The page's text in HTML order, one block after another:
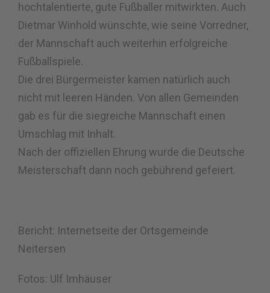
hochtalentierte, gute Fußballer mitwirkten. Auch
Dietmar Winhold wünschte, wie seine Vorredner,
der Mannschaft auch weiterhin erfolgreiche
Fußballspiele.
Die drei Bürgermeister kamen natürlich auch
nicht mit leeren Händen. Von allen Gemeinden
gab es für die siegreiche Mannschaft einen
Umschlag mit Inhalt.
Nach der offiziellen Ehrung wurde die Deutsche
Meisterschaft dann noch gebührend gefeiert.
Bericht: Internetseite der Ortsgemeinde
Neitersen
Fotos: Ulf Imhäuser